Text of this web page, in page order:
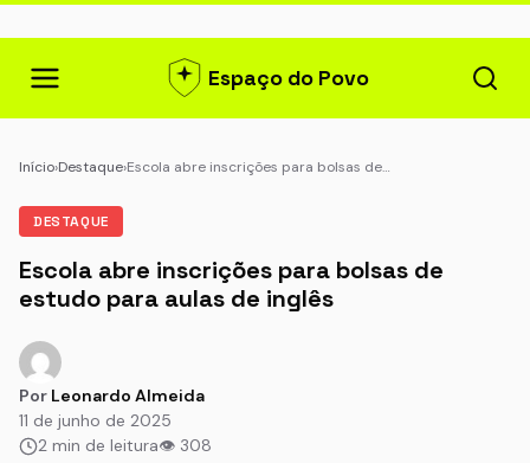
Espaço do Povo
Início›Destaque›Escola abre inscrições para bolsas de…
DESTAQUE
Escola abre inscrições para bolsas de
estudo para aulas de inglês
Por Leonardo Almeida
11 de junho de 2025
2 min de leitura👁 308